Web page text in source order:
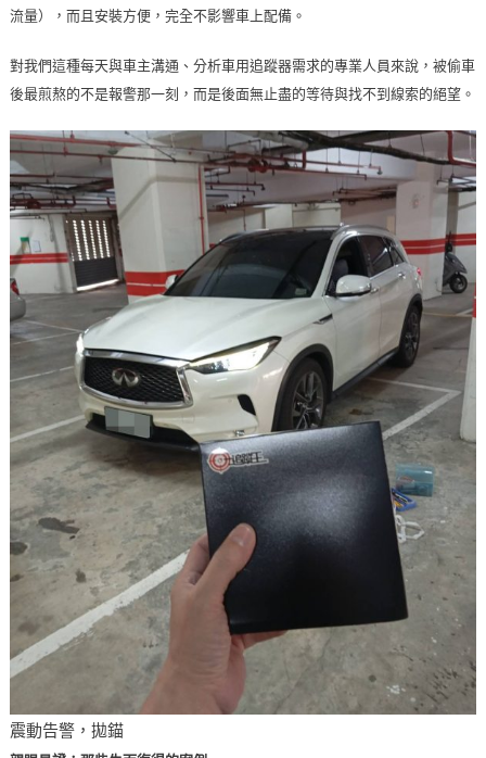
流量），而且安裝方便，完全不影響車上配備。
對我們這種每天與車主溝通、分析車用追蹤器需求的專業人員來說，被偷車
後最煎熬的不是報警那一刻，而是後面無止盡的等待與找不到線索的絕望。
震動告警，拋錨